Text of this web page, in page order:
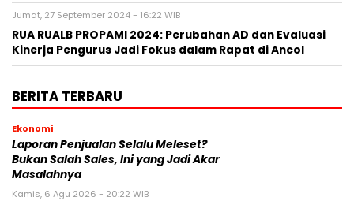
Jumat, 27 September 2024 - 16:22 WIB
RUA RUALB PROPAMI 2024: Perubahan AD dan Evaluasi
Kinerja Pengurus Jadi Fokus dalam Rapat di Ancol
BERITA TERBARU
Ekonomi
Laporan Penjualan Selalu Meleset?
Bukan Salah Sales, Ini yang Jadi Akar
Masalahnya
Kamis, 6 Agu 2026 - 20:22 WIB